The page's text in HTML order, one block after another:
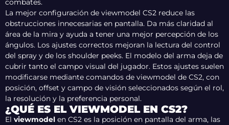
combates.
La mejor configuración de viewmodel CS2 reduce las
obstrucciones innecesarias en pantalla. Da más claridad al
área de la mira y ayuda a tener una mejor percepción de los
ángulos. Los ajustes correctos mejoran la lectura del control
del spray y de los shoulder peeks. El modelo del arma deja de
cubrir tanto el campo visual del jugador. Estos ajustes suelen
modificarse mediante comandos de viewmodel de CS2, con
posición, offset y campo de visión seleccionados según el rol,
la resolución y la preferencia personal.
¿QUÉ ES EL VIEWMODEL EN CS2?
El viewmodel en CS2 es la posición en pantalla del arma, las